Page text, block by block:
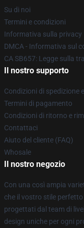
Su di noi
Termini e condizioni
Informativa sulla privacy
DMCA - Informativa sul
CA SB657: Legge sulla
Il nostro supporto
Condizioni di spedizione
Termini di pagamento
Condizioni di ritorno e
Contattaci
Aiuto del cliente (FAQ)
Whosale
Il nostro negozio
Con una così ampia
che il vostro stile
progettati dal team di
design uniche per ogni